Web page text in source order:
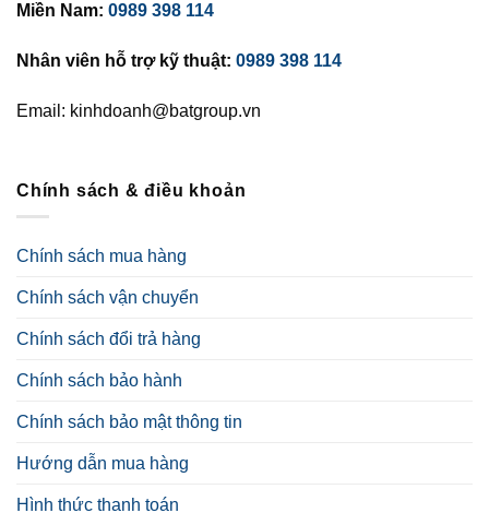
Miền Nam: 0989 398 114
Nhân viên hỗ trợ kỹ thuật: 0989 398 114
Email: kinhdoanh@batgroup.vn
Chính sách & điều khoản
Chính sách mua hàng
Chính sách vận chuyển
Chính sách đổi trả hàng
Chính sách bảo hành
Chính sách bảo mật thông tin
Hướng dẫn mua hàng
Hình thức thanh toán